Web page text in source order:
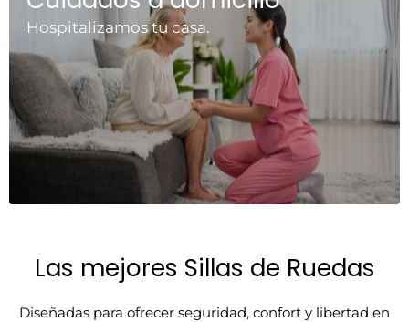
Hospitalizamos tu casa.
Las mejores Sillas de Ruedas
Diseñadas para ofrecer seguridad, confort y libertad en